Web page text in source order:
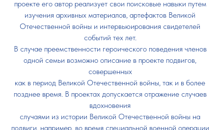
проекте его автор реализует свои поисковые навыки путем
изучения архивных материалов, артефактов Великой
Отечественной войны и интервьюирования свидетелей
событий тех лет.
В случае преемственности героического поведения членов
одной семьи возможно описание в проекте подвигов,
совершенных
как в период Великой Отечественной войны, так и в более
позднее время. В проектах допускается отражение случаев
вдохновения
случаями из истории Великой Отечественной войны на
подвиги, например, во время специальной военной операции